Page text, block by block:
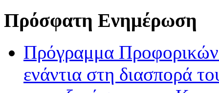
Πρόσφατη Ενημέρωση
Πρόγραμμα
ενάντια στη διασπορά